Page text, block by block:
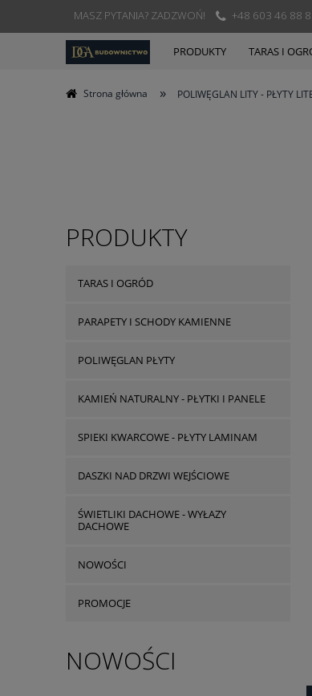
MASZ PYTANIA? ZADZWOŃ! +48 603 46 88
PRODUKTY TARAS I
Strona główna » POLIWĘGLAN LITY - PŁYTY
PRODUKTY
TARAS I OGRÓD
PARAPETY I SCHODY KAMIENNE
POLIWĘGLAN PŁYTY
KAMIEŃ NATURALNY - PŁYTKI I PANELE
SPIEKI KWARCOWE - PŁYTY LAMINAM
DASZKI NAD DRZWI WEJŚCIOWE
ŚWIETLIKI DACHOWE - WYŁAZY
DACHOWE
NOWOŚCI
PROMOCJE
NOWOŚCI